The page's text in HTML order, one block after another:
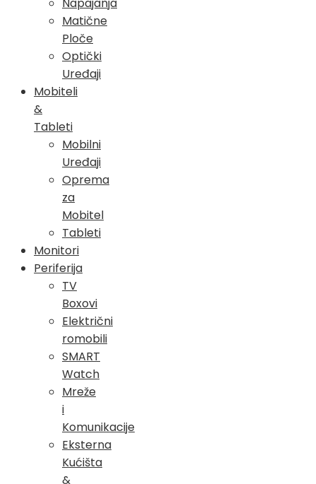
Matične
Ploče
Optički
Uređaji
Mobiteli
&
Tableti
Mobilni
Uređaji
Oprema
za
Mobitel
Tableti
Monitori
Periferija
TV
Boxovi
Električni
romobili
SMART
Watch
Mreže
i
Komunikacije
Eksterna
Kućišta
&